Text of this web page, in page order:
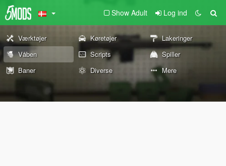
Show Adult Log ind
Værktøjer Køretøjer
Lakeringer
Våben
Scripts
Spiller
Baner
Diverse Mere